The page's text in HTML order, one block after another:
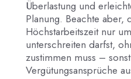
Überlastung und
Planung. Beachte aber,
Höchstarbeitszeit nur
unterschreiten darfst,
zustimmen muss –
Vergütungsansprüche